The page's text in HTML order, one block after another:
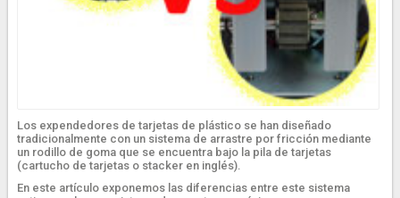
Los expendedores de tarjetas de plástico se han diseñado
tradicionalmente con un sistema de arrastre por fricción mediante
un rodillo de goma que se encuentra bajo la pila de tarjetas
(cartucho de tarjetas o stacker en inglés).
En este artículo exponemos las diferencias entre este sistema